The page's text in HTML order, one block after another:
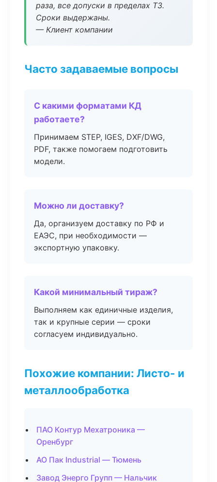
раза, все допуски в пределах ТЗ.
Сроки выдержаны.
— Клиент компании
Часто задаваемые вопросы
С какими форматами КД
работаете?
Принимаем STEP, IGES, DXF/DWG,
PDF, также помогаем подготовить
модели.
Можно ли доставку?
Да, организуем доставку по РФ и
ЕАЭС, при необходимости —
экспортную упаковку.
Какой минимальный тираж?
Выполняем как единичные изделия,
так и крупные серии — сроки
согласуем индивидуально.
Похожие компании: Листо- и
металлообработка
ПАО Контур Мехатроника —
Оренбург
АО Пак Industrial — Тюмень
Завод Энерго Групп — Нальчик